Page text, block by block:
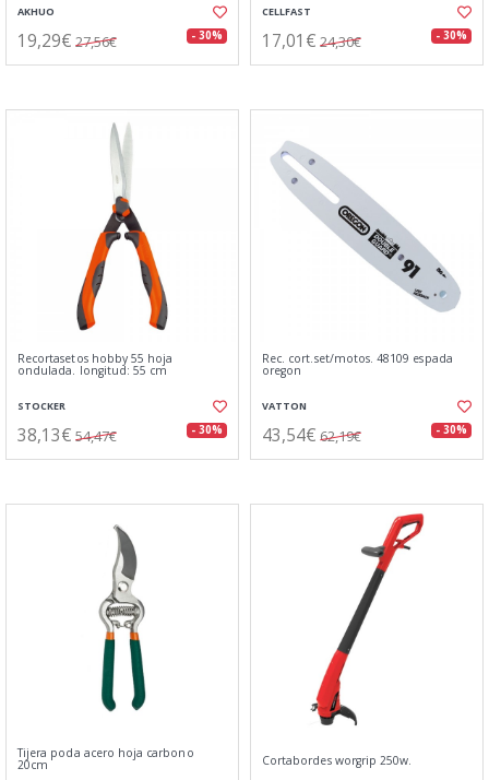
AKHUO
19,29€ 27,56€ - 30%
CELLFAST
17,01€ 24,30€ - 30%
Recortasetos hobby 55 hoja
ondulada. longitud: 55 cm
STOCKER
38,13€ 54,47€ - 30%
Rec. cort.set/motos. 48109 espada
oregon
VATTON
43,54€ 62,19€ - 30%
Tijera poda acero hoja carbono
20cm Cortabordes worgrip 250w.